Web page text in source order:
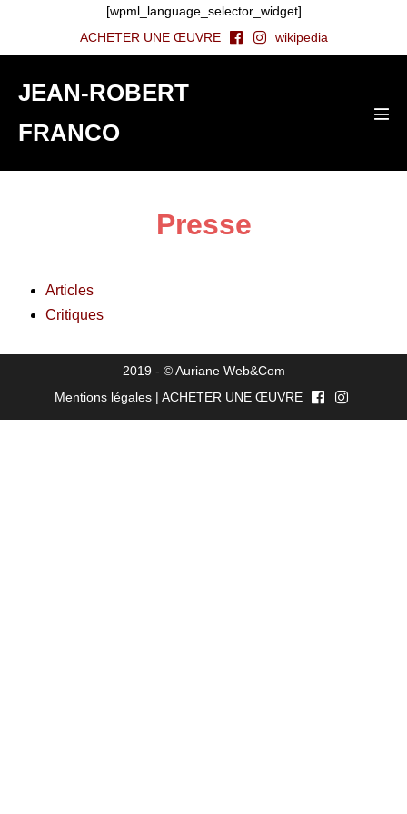
[wpml_language_selector_widget]
ACHETER UNE ŒUVRE
wikipedia
JEAN-ROBERT
FRANCO
Presse
Articles
Critiques
2019 - ©Auriane Web&Com
Mentions légales| ACHETER UNE ŒUVRE